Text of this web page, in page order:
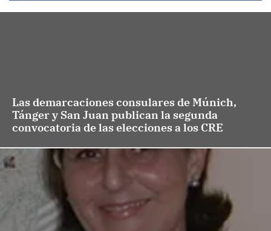
Las demarcaciones consulares de Múnich,
Tánger y San Juan publican la segunda
convocatoria de las elecciones a los CRE